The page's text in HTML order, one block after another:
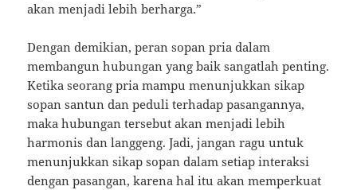
akan menjadi lebih berharga.”
Dengan demikian, peran sopan pria dalam
membangun hubungan yang baik sangatlah penting.
Ketika seorang pria mampu menunjukkan sikap
sopan santun dan peduli terhadap pasangannya,
maka hubungan tersebut akan menjadi lebih
harmonis dan langgeng. Jadi, jangan ragu untuk
menunjukkan sikap sopan dalam setiap interaksi
dengan pasangan, karena hal itu akan memperkuat